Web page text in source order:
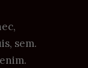
sem.